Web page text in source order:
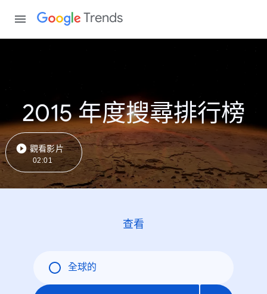
Trends
2015 年度搜尋排行榜
觀看影片
02:01
查看
全球的